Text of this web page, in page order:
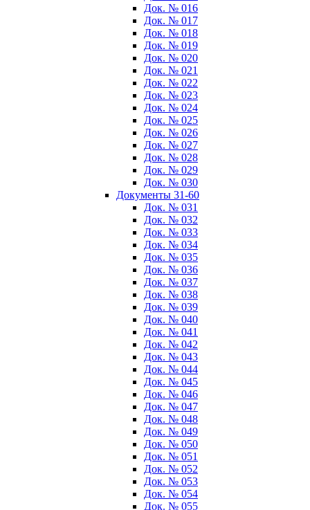
Док. № 016
Док. № 017
Док. № 018
Док. № 019
Док. № 020
Док. № 021
Док. № 022
Док. № 023
Док. № 024
Док. № 025
Док. № 026
Док. № 027
Док. № 028
Док. № 029
Док. № 030
Документы 31-60
Док. № 031
Док. № 032
Док. № 033
Док. № 034
Док. № 035
Док. № 036
Док. № 037
Док. № 038
Док. № 039
Док. № 040
Док. № 041
Док. № 042
Док. № 043
Док. № 044
Док. № 045
Док. № 046
Док. № 047
Док. № 048
Док. № 049
Док. № 050
Док. № 051
Док. № 052
Док. № 053
Док. № 054
Док. № 055